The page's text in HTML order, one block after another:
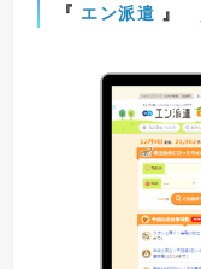
『 エン派遣 』